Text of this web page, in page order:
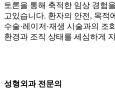
토론을 통해 축적한 임상 경험
고있습니다. 환자의 안전, 목적
수술·레이저·재생 시술과의 조
환경과 조직 상태를 세심하게
성형외과 전문의